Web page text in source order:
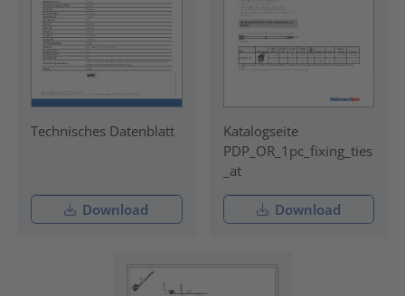
Technisches Datenblatt
Download
Katalogseite
PDP_OR_1pc_fixing_ties
_at
Download